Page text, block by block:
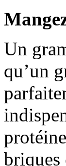
Un
qu’un
briques